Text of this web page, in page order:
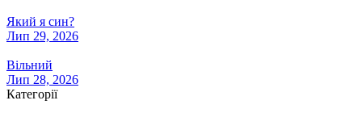
Який я син?
Лип 29, 2026
Вільний
Лип 28, 2026
Категорії